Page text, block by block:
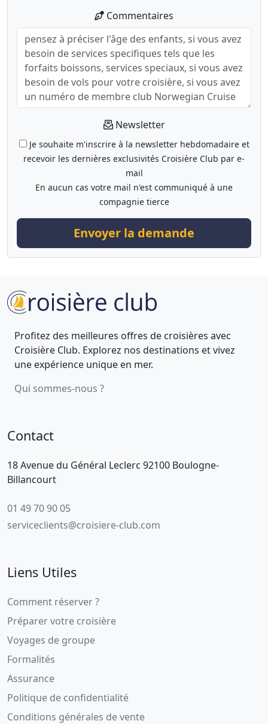
Commentaires
Newsletter
Je souhaite m'inscrire à la newsletter hebdomadaire et
recevoir les dernières exclusivités Croisière Club par e-
mail
En aucun cas votre mail n'est communiqué à une
compagnie tierce
Envoyer la demande
Profitez des meilleures offres de croisières avec
Croisière Club. Explorez nos destinations et vivez
une expérience unique en mer.
Qui sommes-nous ?
Contact
18 Avenue du Général Leclerc 92100 Boulogne-
Billancourt
01 49 70 90 05
serviceclients@croisiere-club.com
Liens Utiles
Comment réserver ?
Préparer votre croisière
Voyages de groupe
Formalités
Assurance
Politique de confidentialité
Conditions générales de vente